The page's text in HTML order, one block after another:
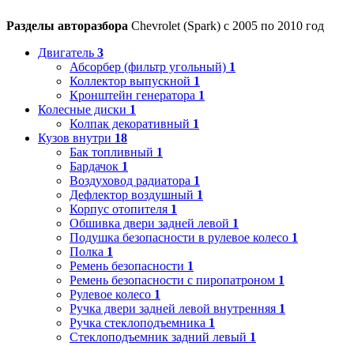
Разделы авторазбора Chevrolet (Spark) с 2005 по 2010 год
Двигатель 3
Абсорбер (фильтр угольный) 1
Коллектор выпускной 1
Кронштейн генератора 1
Колесные диски 1
Колпак декоративный 1
Кузов внутри 18
Бак топливный 1
Бардачок 1
Воздуховод радиатора 1
Дефлектор воздушный 1
Корпус отопителя 1
Обшивка двери задней левой 1
Подушка безопасности в рулевое колесо 1
Полка 1
Ремень безопасности 1
Ремень безопасности с пиропатроном 1
Рулевое колесо 1
Ручка двери задней левой внутренняя 1
Ручка стеклоподъемника 1
Стеклоподъемник задний левый 1